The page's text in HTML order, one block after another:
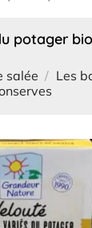
potager
salée / Les